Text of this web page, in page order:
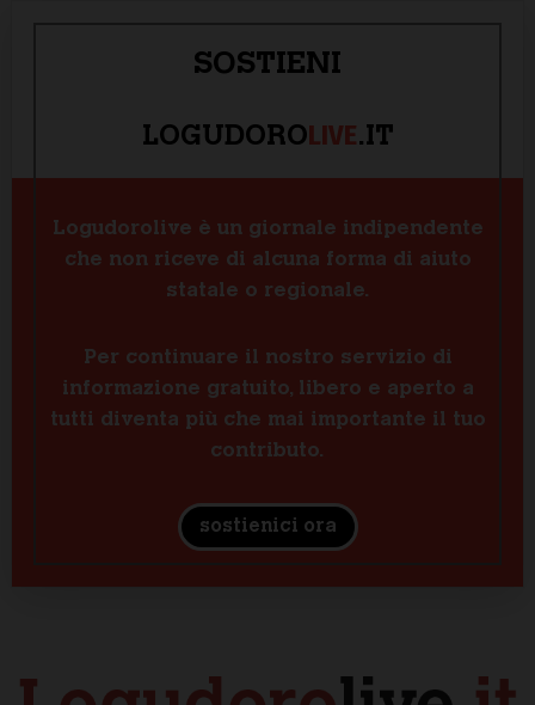
SOSTIENI
LOGUDOROLIVE.IT
Logudorolive è un giornale indipendente
che non riceve di alcuna forma di aiuto
statale o regionale.
Per continuare il nostro servizio di
informazione gratuito, libero e aperto a
tutti diventa più che mai importante il tuo
contributo.
sostienici ora